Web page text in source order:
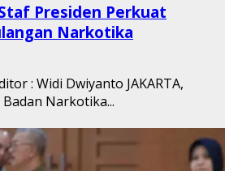
Presiden Perkuat
Narkotika
: Widi Dwiyanto JAKARTA,
Badan Narkotika...